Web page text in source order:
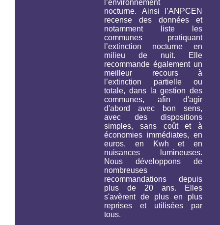
l’environnement
nocturne. Ainsi l’ANPCEN
recense des données et
notamment liste les
communes pratiquant
l’extinction nocturne en
milieu de nuit. Elle
recommande également un
meilleur recours à
l’extinction partielle ou
totale, dans la gestion des
communes, afin d'agir
d'abord avec bon sens,
avec des dispositions
simples, sans coût et à
économies immédiates, en
euros, en Kwh et en
nuisances lumineuses.
Nous développons de
nombreuses
recommandations depuis
plus de 20 ans. Elles
s'avèrent de plus en plus
reprises et utilisées par
tous.